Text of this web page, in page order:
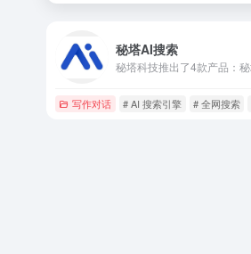
秘塔AI搜索
写作对话 # AI 搜索引擎 # 全网搜索